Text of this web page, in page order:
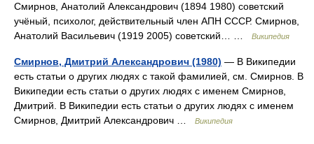
Смирнов, Анатолий Александрович (1894 1980) советский
учёный, психолог, действительный член АПН СССР. Смирнов,
Анатолий Васильевич (1919 2005) советский… …
Википедия
Смирнов, Дмитрий Александрович (1980) — В Википедии
есть статьи о других людях с такой фамилией, см. Смирнов. В
Википедии есть статьи о других людях с именем Смирнов,
Дмитрий. В Википедии есть статьи о других людях с именем
Смирнов, Дмитрий Александрович …
Википедия